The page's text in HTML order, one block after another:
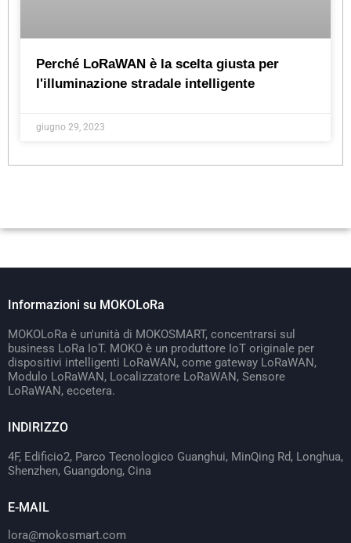
Perché LoRaWAN è la scelta giusta per
l'illuminazione stradale intelligente
giugno 29, 2023
Informazioni su MOKOLoRa
MOKOLoRa è un'unità di MOKOSMART, concentrarsi sul
business LoRa IoT. MOKO è un produttore IoT originale per
dispositivi intelligenti LoRaWAN, come gateway LoRaWAN,
Modulo LoRaWAN, Localizzatore LoRaWAN, Sensore
LoRaWAN, eccetera.
INDIRIZZO
4F, Edificio2, Parco Tecnologico Guanghui, MinQing Rd, Longhua,
Shenzhen, Guangdong, Cina
E-MAIL
lora@mokosmart.com